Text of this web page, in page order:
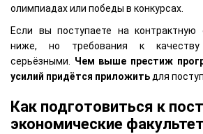
олимпиадах или победы в конкурсах.
Если вы поступаете на контрактную
ниже, но требования к качеству
серьёзными. Чем выше престиж
усилий придётся приложить для
Как подготовиться к
экономические